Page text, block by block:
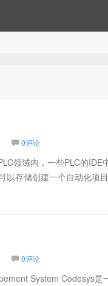
0评论
领域内，一些PLC的IDE
以存储创建一个自动化项
0评论
System Codesys是